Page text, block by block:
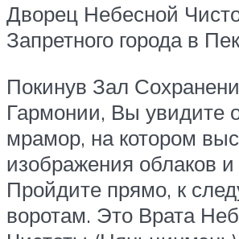
Дворец Небесной
Запретного города в
Покинув Зал
Гармонии, Вы увидите
мрамор, на котором
изображения облаков и
Пройдите прямо, к
воротам. Это Врата